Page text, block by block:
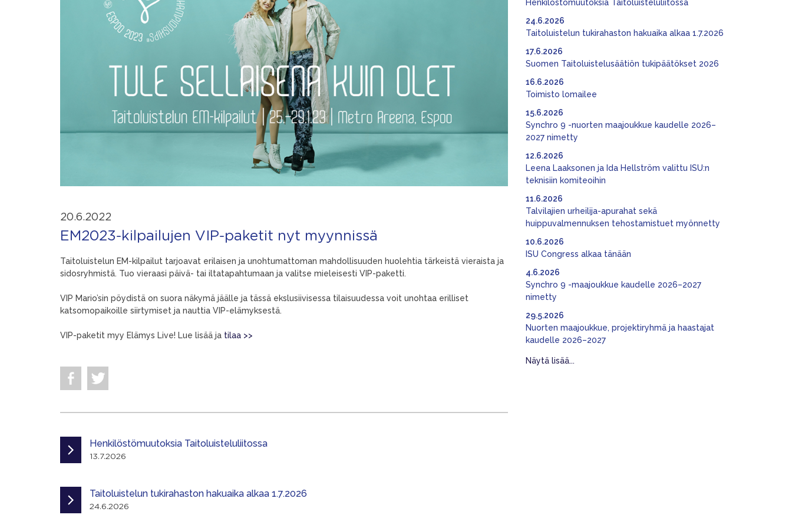
20.6.2022
EM2023-kilpailujen VIP-paketit nyt myynnissä
Taitoluistelun EM-kilpailut tarjoavat erilaisen ja unohtumattoman mahdollisuuden huolehtia tärkeistä vieraista ja
sidosryhmistä. Tuo vieraasi päivä- tai iltatapahtumaan ja valitse mieleisesti VIP-paketti.
VIP Mario’sin pöydistä on suora näkymä jäälle ja tässä ekslusiivisessa tilaisuudessa voit unohtaa erilliset
katsomopaikoille siirtymiset ja nauttia VIP-elämyksestä.
VIP-paketit myy Elämys Live! Lue lisää ja tilaa >>
Henkilöstömuutoksia Taitoluisteluliitossa
13.7.2026
Taitoluistelun tukirahaston hakuaika alkaa 1.7.2026
24.6.2026
Henkilöstömuutoksia Taitoluisteluliitossa
Taitoluistelun tukirahaston hakuaika alkaa 1.7.2026
24.6.2026
Suomen Taitoluistelusäätiön tukipäätökset 2026
17.6.2026
Toimisto lomailee
16.6.2026
Synchro 9 -nuorten maajoukkue kaudelle 2026–
2027 nimetty
15.6.2026
Leena Laaksonen ja Ida Hellström valittu ISU:n
teknisiin komiteoihin
12.6.2026
Talvilajien urheilija-apurahat sekä
huippuvalmennuksen tehostamistuet myönnetty
11.6.2026
ISU Congress alkaa tänään
10.6.2026
Synchro 9 -maajoukkue kaudelle 2026–2027
nimetty
4.6.2026
Nuorten maajoukkue, projektiryhmä ja haastajat
kaudelle 2026–2027
29.5.2026
Näytä lisää...